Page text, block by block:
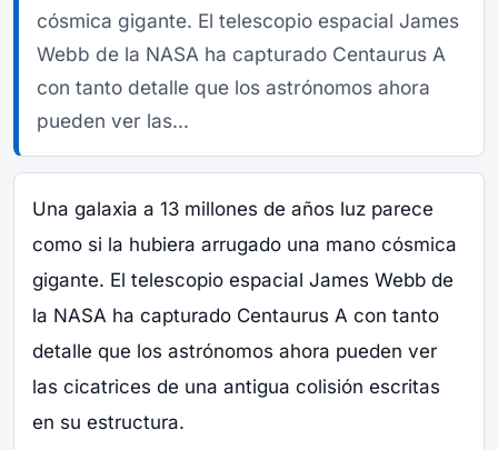
cósmica gigante. El telescopio espacial James
Webb de la NASA ha capturado Centaurus A
con tanto detalle que los astrónomos ahora
pueden ver las...
Una galaxia a 13 millones de años luz parece
como si la hubiera arrugado una mano cósmica
gigante. El telescopio espacial James Webb de
la NASA ha capturado Centaurus A con tanto
detalle que los astrónomos ahora pueden ver
las cicatrices de una antigua colisión escritas
en su estructura.